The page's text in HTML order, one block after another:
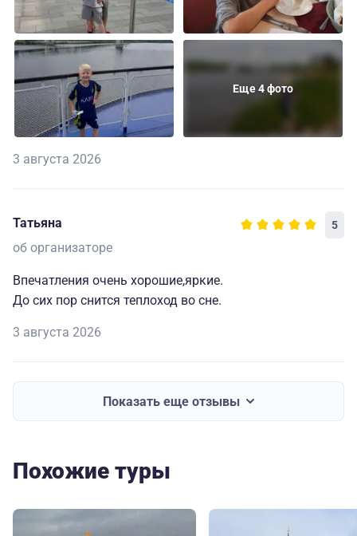
Еще 4 фото
3 августа 2026
Татьяна 5
об организаторе
Впечатления очень хорошие,яркие.
До сих пор снится теплоход во сне.
3 августа 2026
Показать еще отзывы
Похожие туры